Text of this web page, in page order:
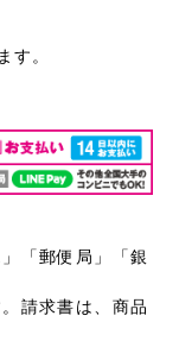
す。
「郵便局」「銀
請求書は、商品